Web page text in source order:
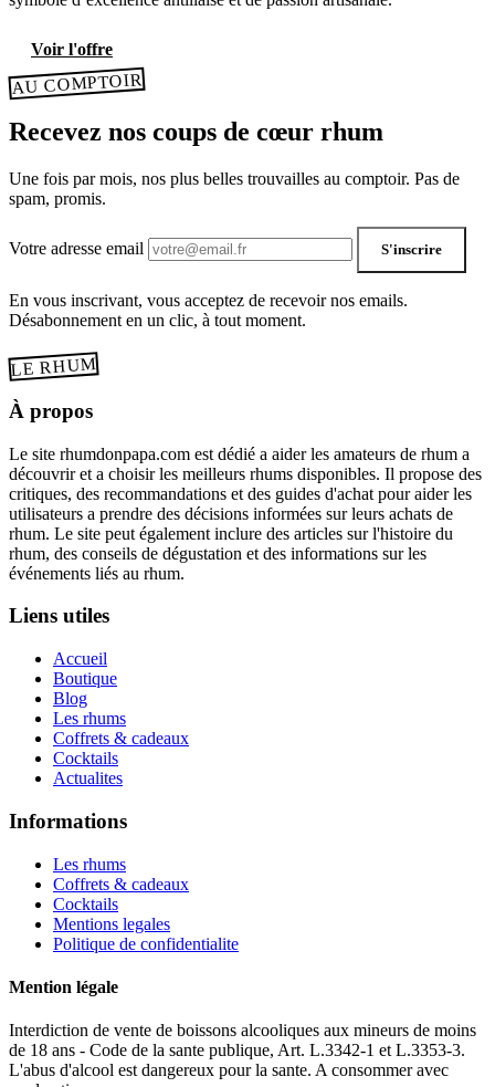
Voir l'offre
AU COMPTOIR
Recevez nos coups de cœur rhum
Une fois par mois, nos plus belles trouvailles au comptoir. Pas de
spam, promis.
Votre adresse email S'inscrire
En vous inscrivant, vous acceptez de recevoir nos emails.
Désabonnement en un clic, à tout moment.
LE RHUM
À propos
Le site rhumdonpapa.com est dédié a aider les amateurs de rhum a
découvrir et a choisir les meilleurs rhums disponibles. Il propose des
critiques, des recommandations et des guides d'achat pour aider les
utilisateurs a prendre des décisions informées sur leurs achats de
rhum. Le site peut également inclure des articles sur l'histoire du
rhum, des conseils de dégustation et des informations sur les
événements liés au rhum.
Liens utiles
Accueil
Boutique
Blog
Les rhums
Coffrets & cadeaux
Cocktails
Actualites
Informations
Les rhums
Coffrets & cadeaux
Cocktails
Mentions legales
Politique de confidentialite
Mention légale
Interdiction de vente de boissons alcooliques aux mineurs de moins
de 18 ans - Code de la sante publique, Art. L.3342-1 et L.3353-3.
L'abus d'alcool est dangereux pour la sante. A consommer avec